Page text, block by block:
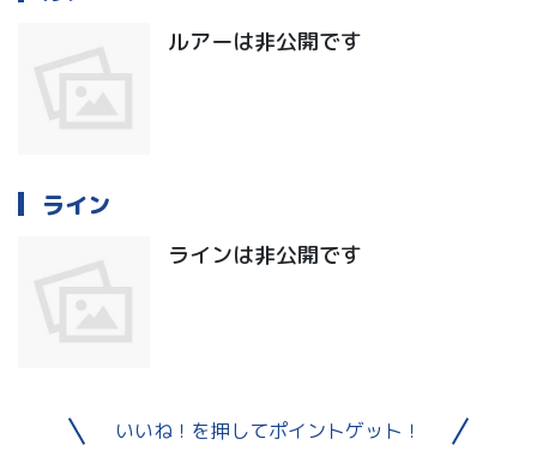
ルアーは非公開です
ライン
ラインは非公開です
いいね！を押してポイントゲット！